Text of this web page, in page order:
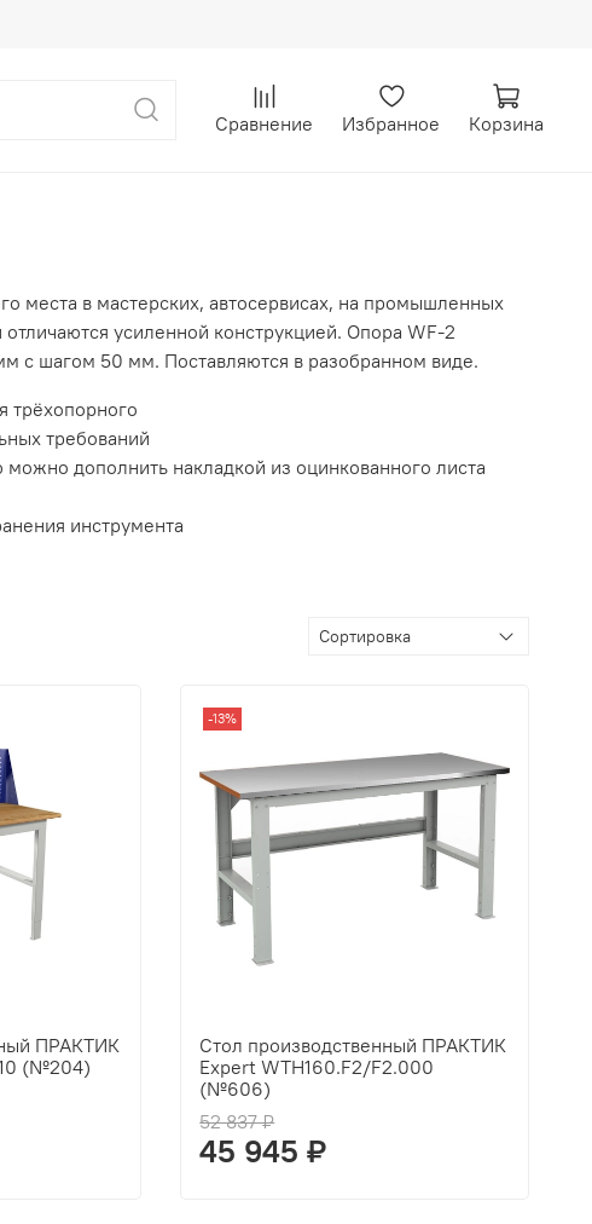
Сравнение Избранное Корзина
места в мастерских, автосервисах, на промышленных
усиленной конструкцией. Опора WF-2
с шагом 50 мм. Поставляются в разобранном виде.
трёхопорного
требований
дополнить накладкой из оцинкованного листа
инструмента
ПРАКТИК
(№204)
-13%
Стол производственный ПРАКТИК
Expert WTH160.F2/F2.000
(№606)
52 837 ₽
45 945 ₽